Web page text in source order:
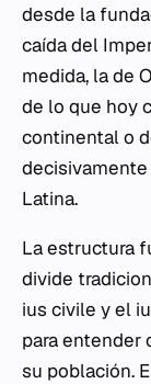
desde la
caída del
medida, la de
de lo que hoy
continental o
decisivamente
Latina.
La estructura
divide
ius civile y el
para entender
su población.